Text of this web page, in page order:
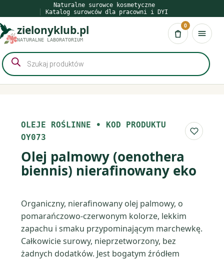
do
treści
Naturalne surowce kosmetyczne
Katalog surowców dla pracowni i DYI
zielonyklub.pl
NATURALNE LABORATORIUM Koszyk
0
Wyszukiwarka
produktów
OLEJE ROŚLINNE • KOD PRODUKTU
OY073
Do
Olej palmowy (oenothera
biennis) nierafinowany eko
Organiczny, nierafinowany olej palmowy, o
pomarańczowo-czerwonym kolorze, lekkim
zapachu i smaku przypominającym marchewkę.
Całkowicie surowy, nieprzetworzony, bez
żadnych dodatków. Jest bogatym źródłem